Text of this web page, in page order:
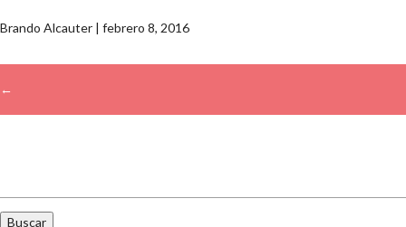
Brando Alcauter | febrero 8, 2016
←